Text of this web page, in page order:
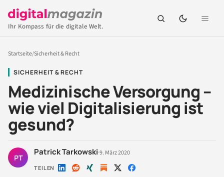
Ihr Kompass für die digitale Welt.
Startseite/Sicherheit & Recht
SICHERHEIT & RECHT
Medizinische Versorgung –
wie viel Digitalisierung ist
gesund?
PT
Patrick Tarkowski·9. März 2020
TEILEN Auf Auf Auf Auf Auf